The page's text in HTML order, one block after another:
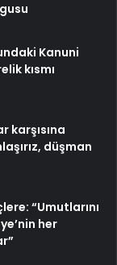
Kanuni
kısmı
karşısına
düşman
“Umutlarını
her